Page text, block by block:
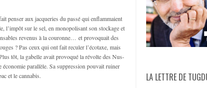
penser aux jacqueries du passé qui enflammaient
l’impôt sur le sel, en monopolisant son stockage et
revenus à la couronne… et provoquait des
? Pas ceux qui ont fait reculer l’écotaxe, mais
tôt, la gabelle avait provoqué la révolte des Nus-
parallèle. Sa suppression pouvait ruiner
et le cannabis.
LA LETTRE DE